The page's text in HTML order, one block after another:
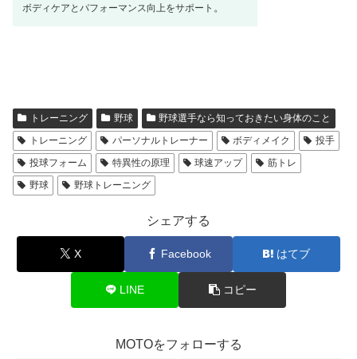
ボディケアとパフォーマンス向上をサポート 。
トレーニング 野球
野球選手なら知っておきたい身体のこと
トレーニング
パーソナルトレーナー ボディメイク
投手
投球フォーム
特異性の原理 球速アップ
筋トレ
野球
野球トレーニング
シェアする
X Facebook はてブ
LINE コピー
MOTOをフォローする